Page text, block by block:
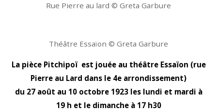
Rue Pierre au lard © Greta Garbure
Théâtre Essaïon © Greta Garbure
La pièce Pitchipoï est jouée au théâtre Essaïon (rue
Pierre au Lard dans le 4e arrondissement)
du 27 août au 10 octobre 1923 les lundi et mardi à
19 h et le dimanche à 17 h30